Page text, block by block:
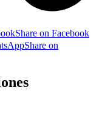
Share on Facebook
Share on